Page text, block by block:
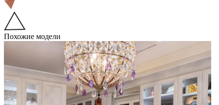
Похожие модели